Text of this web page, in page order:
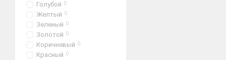
Голубой 0
Желтый 0
Зеленый 0
Золотой 0
Коричневый 0
Красный 0